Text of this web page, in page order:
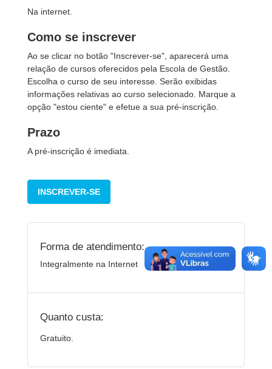
Na internet.
Como se inscrever
Ao se clicar no botão "Inscrever-se", aparecerá uma
relação de cursos oferecidos pela Escola de Gestão.
Escolha o curso de seu interesse. Serão exibidas
informações relativas ao curso selecionado. Marque a
opção "estou ciente" e efetue a sua pré-inscrição.
Prazo
A pré-inscrição é imediata.
INSCREVER-SE
Forma de atendimento:
Integralmente na Internet
Quanto custa:
Gratuito.